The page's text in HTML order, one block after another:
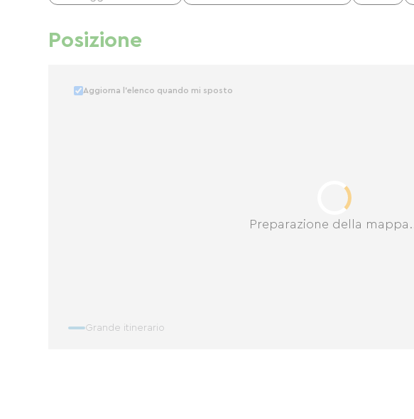
Posizione
Preparazione della mappa...
Aggiorna l'elenco quando mi sposto
Grande itinerario